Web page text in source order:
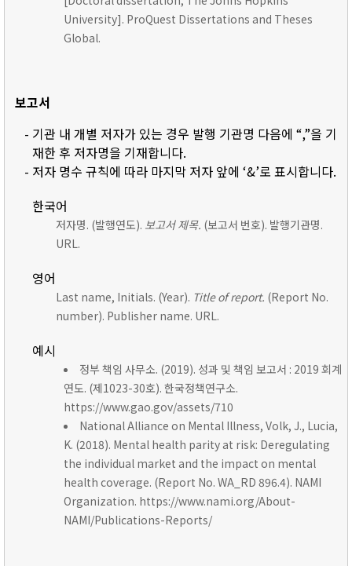
University]. ProQuest Dissertations and Theses
Global.
보고서
- 기관 내 개별 저자가 있는 경우 발행 기관명 다음에 “,”을 기
재한 후 저자명을 기재합니다.
- 저자 명수 규칙에 따라 마지막 저자 앞에 ‘&’로 표시합니다.
한국어
저자명. (발행연도). 보고서 제목. (보고서 번호). 발행기관명.
URL.
영어
Last name, Initials. (Year). Title of report. (Report No.
number). Publisher name. URL.
예시
정부 책임 사무소. (2019). 성과 및 책임 보고서 : 2019 회계
연도. (제1023-30호). 한국정책연구소.
https://www.gao.gov/assets/710
National Alliance on Mental Illness, Volk, J., Lucia,
K. (2018). Mental health parity at risk: Deregulating
the individual market and the impact on mental
health coverage. (Report No. WA_RD 896.4). NAMI
Organization. https://www.nami.org/About-
NAMI/Publications-Reports/